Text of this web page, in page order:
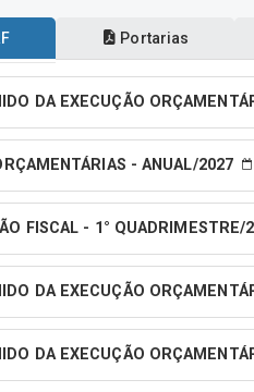
Portarias
DA EXECUÇÃO
- ANUAL/2027
FISCAL - 1° QUADRIMESTRE/
DA EXECUÇÃO
DA EXECUÇÃO